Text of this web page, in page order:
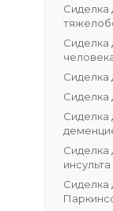
Сиделка
Сиделка
Сиделка
Сиделка
Сиделка
Сиделка
инсульта
Сиделка